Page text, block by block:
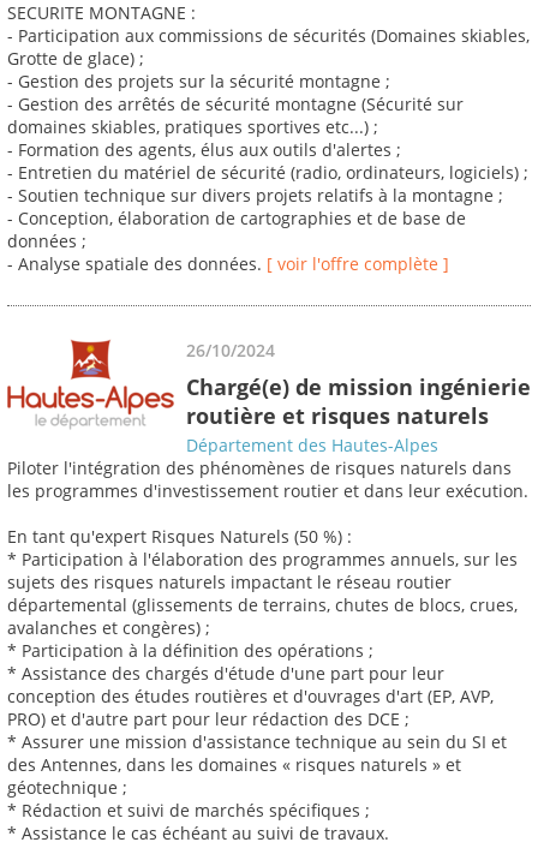
SECURITE MONTAGNE :
- Participation aux commissions de sécurités (Domaines skiables,
Grotte de glace) ;
- Gestion des projets sur la sécurité montagne ;
- Gestion des arrêtés de sécurité montagne (Sécurité sur
domaines skiables, pratiques sportives etc...) ;
- Formation des agents, élus aux outils d'alertes ;
- Entretien du matériel de sécurité (radio, ordinateurs, logiciels) ;
- Soutien technique sur divers projets relatifs à la montagne ;
- Conception, élaboration de cartographies et de base de
données ;
- Analyse spatiale des données. [ voir l'offre complète ]
26/10/2024
Chargé(e) de mission ingénierie
routière et risques naturels
Département des Hautes-Alpes
Piloter l'intégration des phénomènes de risques naturels dans
les programmes d'investissement routier et dans leur exécution.
En tant qu'expert Risques Naturels (50 %) :
* Participation à l'élaboration des programmes annuels, sur les
sujets des risques naturels impactant le réseau routier
départemental (glissements de terrains, chutes de blocs, crues,
avalanches et congères) ;
* Participation à la définition des opérations ;
* Assistance des chargés d'étude d'une part pour leur
conception des études routières et d'ouvrages d'art (EP, AVP,
PRO) et d'autre part pour leur rédaction des DCE ;
* Assurer une mission d'assistance technique au sein du SI et
des Antennes, dans les domaines « risques naturels » et
géotechnique ;
* Rédaction et suivi de marchés spécifiques ;
* Assistance le cas échéant au suivi de travaux.